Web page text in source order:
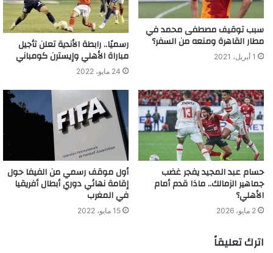
سبب توقيف مصطفى محمد في
مطار القاهرة ومنعه من السفر؟
1 أبريل، 2021
رسميًا.. رابطة الأندية تعلن تأجيل
مباراة الأهلي وإيسترن كومباني
24 مايو، 2022
حسام عبد المجيد يفجر غضب
جماهير الزمالك.. ماذا قدم أمام
الأهلي؟
2 مايو، 2026
أول موقف رسمي من الفيفا حول
إقامة نهائي دوري أبطال أفريقيا
في المغرب
15 مايو، 2022
اترك تعليقاً